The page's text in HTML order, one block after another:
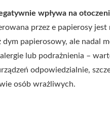
wpływa na
przez e papierosy jest
dym papierosowy, ale nadal
lub podrażnienia –
odpowiedzialnie,
osób wrażliwych.